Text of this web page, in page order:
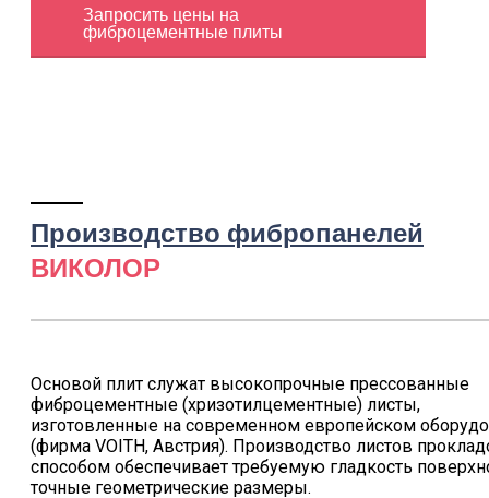
Запросить цены на
фиброцементные плиты
Производство фибропанелей
ВИКОЛОР
Основой плит служат высокопрочные прессованные
фиброцементные (хризотилцементные) листы,
изготовленные на современном европейском
(фирма VOITH, Австрия). Производство листов
способом обеспечивает требуемую гладкость
точные геометрические размеры.